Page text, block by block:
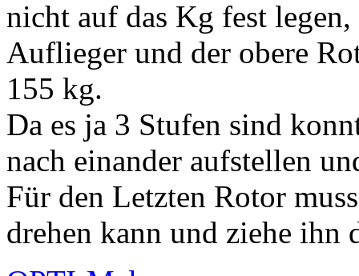
nicht auf das Kg fest
Auflieger und der obere
155 kg.
Da es ja 3 Stufen sind
nach einander aufstellen
Für den Letzten Rotor
drehen kann und ziehe ihn